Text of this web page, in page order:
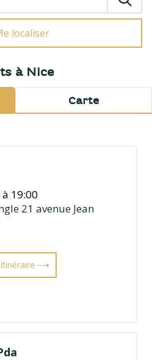
localiser
à Nice
Carte
19:00
21 avenue Jean
Itinéraire